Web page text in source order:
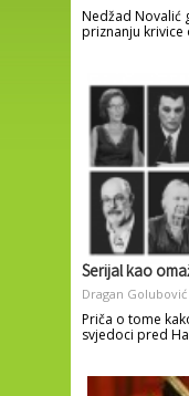
Nedžad Novalić
priznanju krivice
Serijal kao
Dragan Golubović
Priča o tome
svjedoci pred